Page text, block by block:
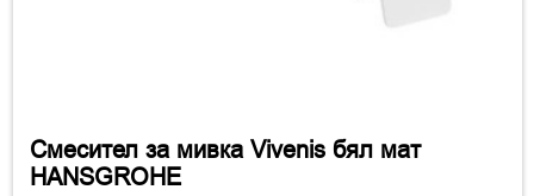
Смесител за мивка Vivenis бял мат
HANSGROHE